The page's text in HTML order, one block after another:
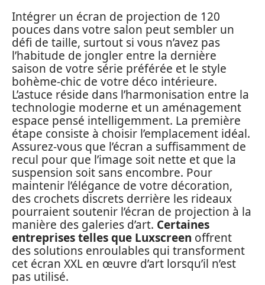
Intégrer un écran de projection de 120
pouces dans votre salon peut sembler un
défi de taille, surtout si vous n’avez pas
l’habitude de jongler entre la dernière
saison de votre série préférée et le style
bohème-chic de votre déco intérieure.
L’astuce réside dans l’harmonisation entre la
technologie moderne et un aménagement
espace pensé intelligemment. La première
étape consiste à choisir l’emplacement idéal.
Assurez-vous que l’écran a suffisamment de
recul pour que l’image soit nette et que la
suspension soit sans encombre. Pour
maintenir l’élégance de votre décoration,
des crochets discrets derrière les rideaux
pourraient soutenir l’écran de projection à la
manière des galeries d’art. Certaines
entreprises telles que Luxscreen offrent
des solutions enroulables qui transforment
cet écran XXL en œuvre d’art lorsqu’il n’est
pas utilisé.